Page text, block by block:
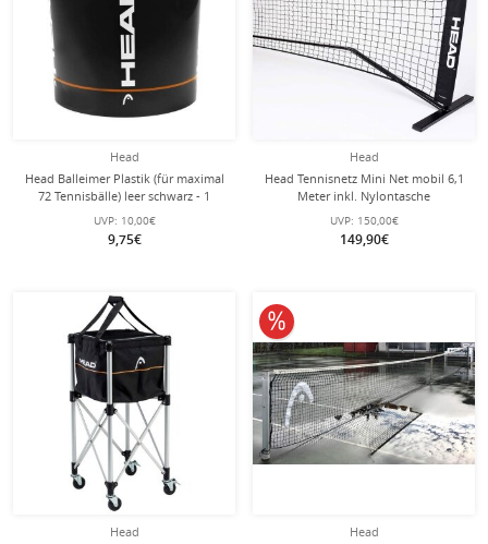
Head
Head Balleimer Plastik (für maximal
72 Tennisbälle) leer schwarz - 1
Eimer
UVP: 10,00€
9,75€
Head
Head Tennisnetz Mini Net mobil 6,1
Meter inkl. Nylontasche
UVP: 150,00€
149,90€
Head
Head
10% reduziert